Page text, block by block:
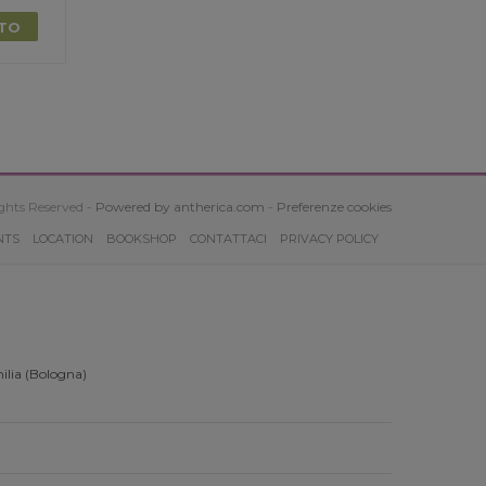
Reserved - Powered by antherica.com - Preferenze cookies
LOCATION BOOKSHOP CONTATTACI PRIVACY POLICY
(Bologna)